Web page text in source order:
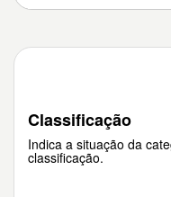
Classificação
Indica a situação da
classificação.